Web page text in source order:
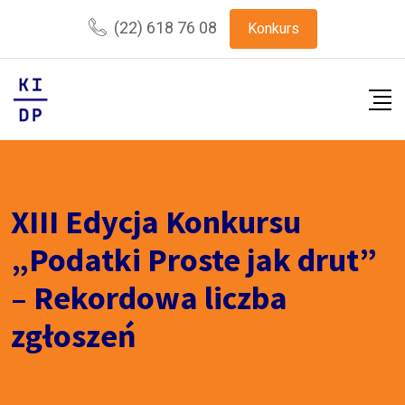
content
(22) 618 76 08 Konkurs
XIII Edycja Konkursu
„Podatki Proste jak drut”
– Rekordowa liczba
zgłoszeń